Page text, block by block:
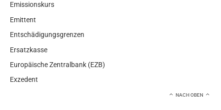
Emissionskurs
Emittent
Entschädigungsgrenzen
Ersatzkasse
Europäische Zentralbank (EZB)
Exzedent
NACH OBEN